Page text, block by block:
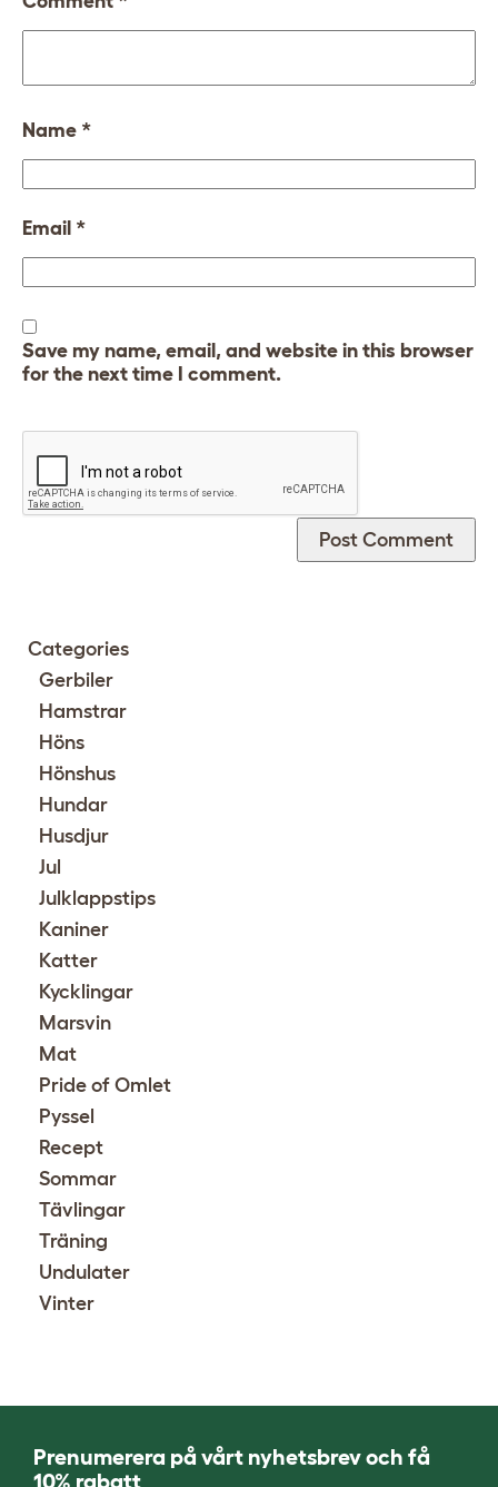
Name *
Email *
Save my name, email, and website in this browser
for the next time I comment.
Categories
Gerbiler
Hamstrar
Höns
Hönshus
Hundar
Husdjur
Jul
Julklappstips
Kaniner
Katter
Kycklingar
Marsvin
Mat
Pride of Omlet
Pyssel
Recept
Sommar
Tävlingar
Träning
Undulater
Vinter
Prenumerera på vårt nyhetsbrev och få
10% rabatt